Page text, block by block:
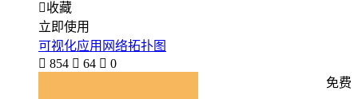
收藏
立即使用
可视化应用网络拓扑图
 854  64  0
免费